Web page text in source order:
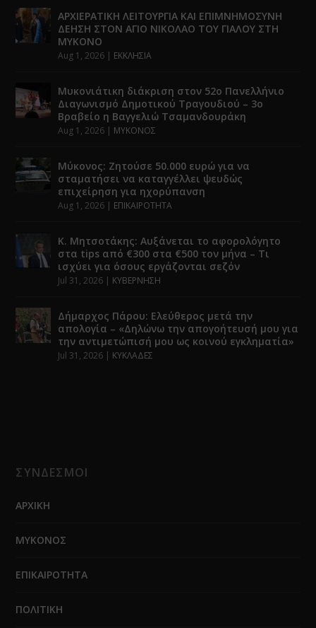
ΑΡΧΙΕΡΑΤΙΚΗ ΛΕΙΤΟΥΡΓΙΑ ΚΑΙ ΕΠΙΜΝΗΜΟΣΥΝΗ
ΔΕΗΣΗ ΣΤΟΝ ΑΓΙΟ ΝΙΚΟΛΑΟ ΤΟΥ ΓΙΑΛΟΥ ΣΤΗ
ΜΥΚΟΝΟ
Aug 1, 2026 | ΕΚΚΛΗΣΙΑ
Μυκονιάτικη διάκριση στον 52ο Πανελλήνιο
Διαγωνισμό Δημοτικού Τραγουδιού – 3ο
Βραβείο η Βαγγελιώ Τσαμανδουράκη
Aug 1, 2026 | ΜΥΚΟΝΟΣ
Μύκονος: Ζητούσε 50.000 ευρώ για να
σταματήσει να καταγγέλλει ψευδώς
επιχείρηση για ηχορύπανση
Aug 1, 2026 | ΕΠΙΚΑΙΡΟΤΗΤΑ
Κ. Μητσοτάκης: Αυξάνεται το αφορολόγητο
στα tips από €300 στα €500 τον μήνα – Τι
ισχύει για όσους εργάζονται σεζόν
Jul 31, 2026 | ΚΥΒΕΡΝΗΣΗ
Δήμαρχος Πάρου: Ελεύθερος μετά την
απολογία – «Δηλώνω την απογοήτευσή μου για
την αντιμετώπισή μου ως κοινού εγκληματία»
Jul 31, 2026 | ΚΥΚΛΑΔΕΣ
ΣΥΝΔΕΣΜΟΙ
ΑΡΧΙΚΗ
ΜΥΚΟΝΟΣ
ΕΠΙΚΑΙΡΟΤΗΤΑ
ΠΟΛΙΤΙΚΗ